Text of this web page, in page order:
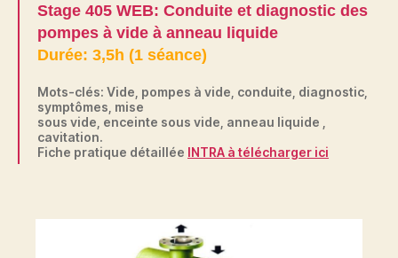
Stage 405 WEB: Conduite et diagnostic des
pompes à vide à anneau liquide
Durée: 3,5h (1 séance)
Mots-clés: Vide, pompes à vide, conduite, diagnostic,
symptômes, mise
sous vide, enceinte sous vide, anneau liquide ,
cavitation.
Fiche pratique détaillée INTRA à télécharger ici